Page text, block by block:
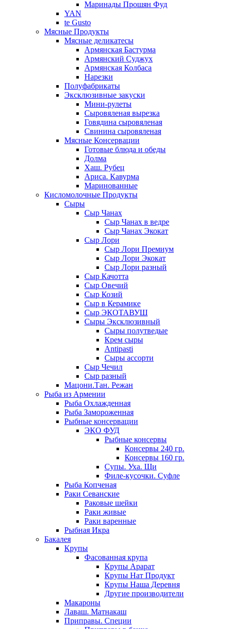
Маринады Прошян Фуд
YAN
te Gusto
Мясные Продукты
Мясные деликатесы
Армянская Бастурма
Армянский Суджух
Армянская Колбаса
Нарезки
Полуфабрикаты
Эксклюзивные закуски
Мини-рулеты
Сыровяленая вырезка
Говядина сыровяленая
Свинина сыровяленая
Мясные Консервации
Готовые блюда и обеды
Долма
Хаш. Рубец
Ариса. Кавурма
Маринованные
Кисломолочные Продукты
Сыры
Сыр Чанах
Сыр Чанах в ведре
Сыр Чанах Экокат
Сыр Лори
Сыр Лори Премиум
Сыр Лори Экокат
Сыр Лори разный
Сыр Качотта
Сыр Овечий
Сыр Козий
Сыр в Керамике
Сыр ЭКОТАВУШ
Сыры Эксклюзивный
Сыры полутведые
Крем сыры
Antipasti
Сыры ассорти
Сыр Чечил
Сыр разный
Мацони.Тан. Режан
Рыба из Армении
Рыба Охлажденная
Рыба Замороженная
Рыбные консервации
ЭКО ФУД
Рыбные консервы
Консервы 240 гр.
Консервы 160 гр.
Супы. Уха. Щи
Филе-кусочки. Суфле
Рыба Копченая
Раки Севанские
Раковые шейки
Раки живые
Раки варенные
Рыбная Икра
Бакалея
Крупы
Фасованная крупа
Крупы Арарат
Крупы Нат Продукт
Крупы Наша Деревня
Другие производители
Макароны
Лаваш. Матнакаш
Приправы. Специи